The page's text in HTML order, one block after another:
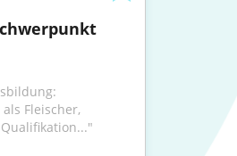
Abgeschlossene Ausbildung als Fleischer,